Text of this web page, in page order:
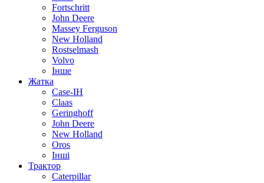
Fortschritt
John Deere
Massey Ferguson
New Holland
Rostselmash
Volvo
Інше
Жатка
Case-IH
Claas
Geringhoff
John Deere
New Holland
Oros
Інші
Трактор
Caterpillar